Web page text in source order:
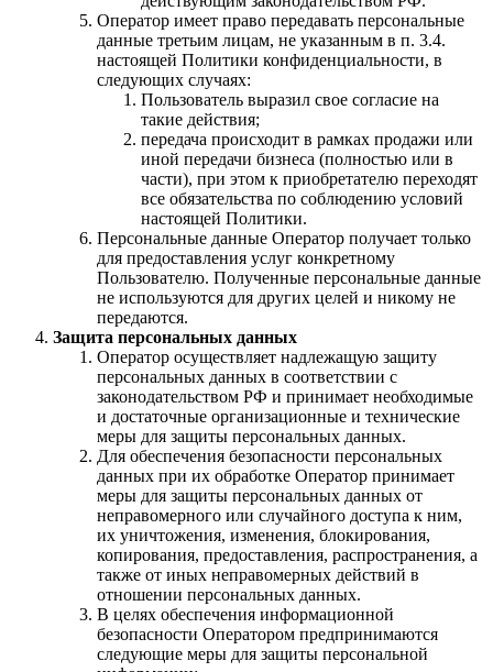
Оператор имеет право передавать персональные
данные третьим лицам, не указанным в п. 3.4.
настоящей Политики конфиденциальности, в
следующих случаях:
Пользователь выразил свое согласие на
такие действия;
передача происходит в рамках продажи или
иной передачи бизнеса (полностью или в
части), при этом к приобретателю переходят
все обязательства по соблюдению условий
настоящей Политики.
Персональные данные Оператор получает только
для предоставления услуг конкретному
Пользователю. Полученные персональные данные
не используются для других целей и никому не
передаются.
Защита персональных данных
Оператор осуществляет надлежащую защиту
персональных данных в соответствии с
законодательством РФ и принимает необходимые
и достаточные организационные и технические
меры для защиты персональных данных.
Для обеспечения безопасности персональных
данных при их обработке Оператор принимает
меры для защиты персональных данных от
неправомерного или случайного доступа к ним,
их уничтожения, изменения, блокирования,
копирования, предоставления, распространения, а
также от иных неправомерных действий в
отношении персональных данных.
В целях обеспечения информационной
безопасности Оператором предпринимаются
следующие меры для защиты персональной